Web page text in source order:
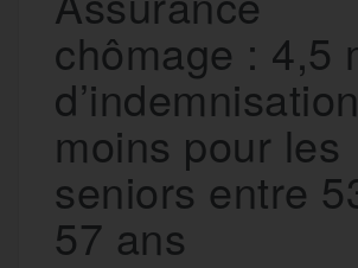
chômage : 4,5
moins pour les
seniors entre
57 ans